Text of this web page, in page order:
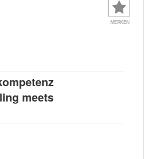
MERKEN
meets
Schreiben -